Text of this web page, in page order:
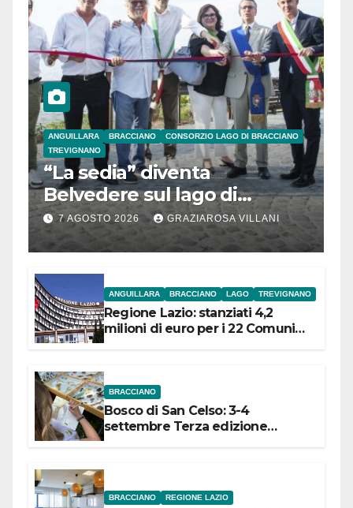
ANGUILLARA BRACCIANO
CONSORZIO LAGO DI BRACCIANO
TREVIGNANO
“La sedia” diventa
Belvedere sul lago di
Bracciano: ieri
l’inaugurazione
7 AGOSTO 2026 GRAZIAROSA VILLANI
ANGUILLARA BRACCIANO LAGO TREVIGNANO
Regione Lazio: stanziati 4,2
milioni di euro per i 22 Comuni
BRACCIANO
Bosco di San Celso: 3-4
settembre Terza edizione
BRACCIANO REGIONE LAZIO